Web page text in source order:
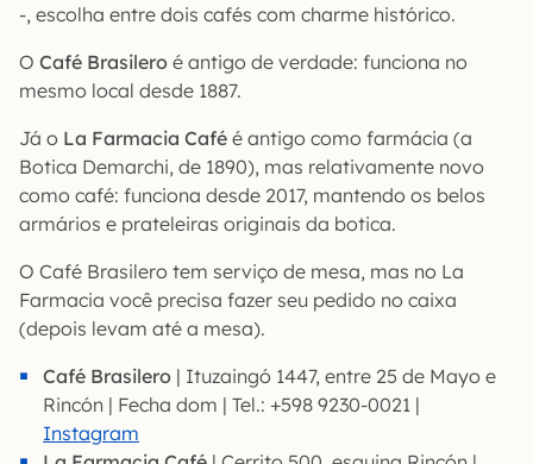
-, escolha entre dois cafés com charme histórico.
O Café Brasilero é antigo de verdade: funciona no
mesmo local desde 1887.
Já o La Farmacia Café é antigo como farmácia (a
Botica Demarchi, de 1890), mas relativamente novo
como café: funciona desde 2017, mantendo os belos
armários e prateleiras originais da botica.
O Café Brasilero tem serviço de mesa, mas no La
Farmacia você precisa fazer seu pedido no caixa
(depois levam até a mesa).
Café Brasilero | Ituzaingó 1447, entre 25 de Mayo e
Rincón | Fecha dom | Tel.: +598 9230-0021 |
Instagram